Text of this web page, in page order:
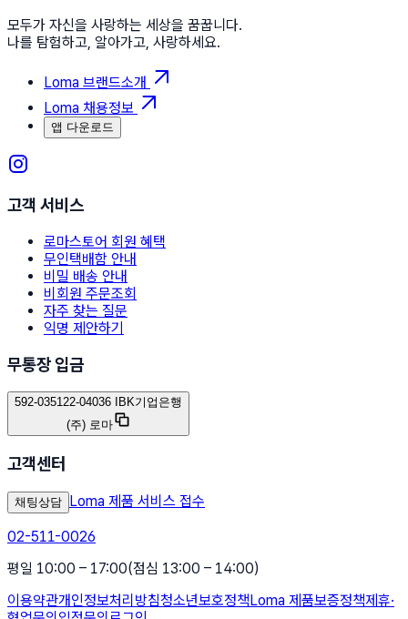
모두가 자신을 사랑하는 세상을 꿈꿉니다.
나를 탐험하고, 알아가고, 사랑하세요.
Loma 브랜드소개
Loma 채용정보
앱 다운로드
고객 서비스
로마스토어 회원 혜택
무인택배함 안내
비밀 배송 안내
비회원 주문조회
자주 찾는 질문
익명 제안하기
무통장 입금
592-035122-04036 IBK기업은행
(주) 로마
고객센터
채팅상담 Loma 제품 서비스 접수
02-511-0026
평일 10:00 – 17:00(점심 13:00 – 14:00)
이용약관개인정보처리방침청소년보호정책Loma 제품보증정책제휴·